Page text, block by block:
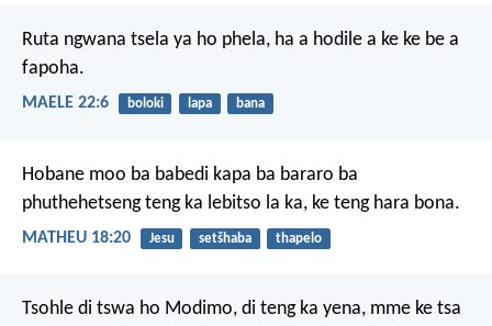
Ruta ngwana tsela ya ho phela, ha a hodile a ke ke be a
fapoha.
MAELE 22:6 boloki lapa bana
Hobane moo ba babedi kapa ba bararo ba
phuthehetseng teng ka lebitso la ka, ke teng hara bona.
MATHEU 18:20 Jesu setšhaba thapelo
Tsohle di tswa ho Modimo, di teng ka yena, mme ke tsa